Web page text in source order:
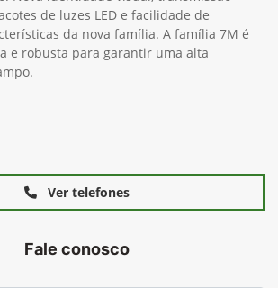
de luzes LED e facilidade de
da nova família. A família 7M é
e robusta para garantir uma alta
Ver telefones
Fale conosco